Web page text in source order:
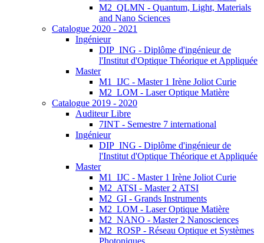
M2_QLMN - Quantum, Light, Materials
and Nano Sciences
Catalogue 2020 - 2021
Ingénieur
DIP_ING - Diplôme d'ingénieur de
l'Institut d'Optique Théorique et Appliquée
Master
M1_IJC - Master 1 Irène Joliot Curie
M2_LOM - Laser Optique Matière
Catalogue 2019 - 2020
Auditeur Libre
7INT - Semestre 7 international
Ingénieur
DIP_ING - Diplôme d'ingénieur de
l'Institut d'Optique Théorique et Appliquée
Master
M1_IJC - Master 1 Irène Joliot Curie
M2_ATSI - Master 2 ATSI
M2_GI - Grands Instruments
M2_LOM - Laser Optique Matière
M2_NANO - Master 2 Nanosciences
M2_ROSP - Réseau Optique et Systèmes
Photoniques